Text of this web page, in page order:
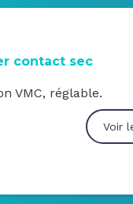
contact sec
VMC, réglable.
Voir